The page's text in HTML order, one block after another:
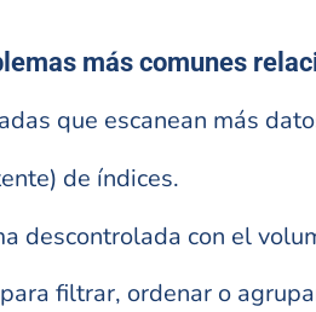
más comunes
que escanean más
de índices.
descontrolada con el
filtrar, ordenar o